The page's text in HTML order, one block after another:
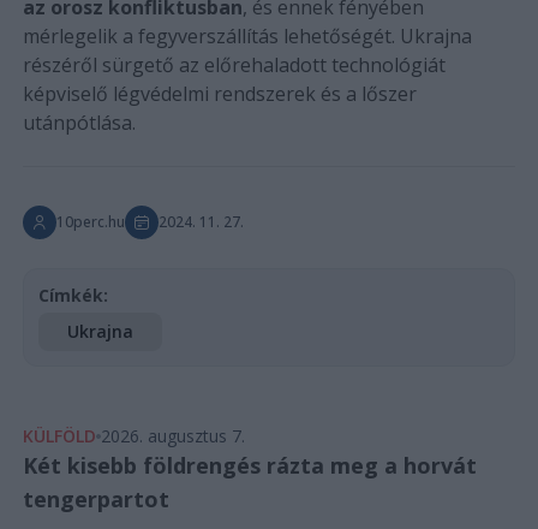
az orosz konfliktusban, és ennek fényében
mérlegelik a fegyverszállítás lehetőségét. Ukrajna
részéről sürgető az előrehaladott technológiát
képviselő légvédelmi rendszerek és a lőszer
utánpótlása.
10perc.hu 2024. 11. 27.
Címkék:
Ukrajna
KÜLFÖLD 2026. augusztus 7.
Két kisebb földrengés rázta meg a horvát
tengerpartot